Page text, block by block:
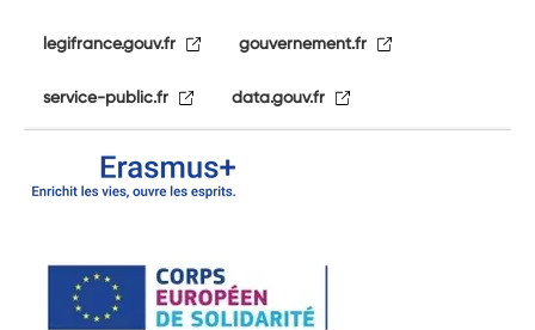
legifrance.gouv.fr gouvernement.fr
service-public.fr data.gouv.fr